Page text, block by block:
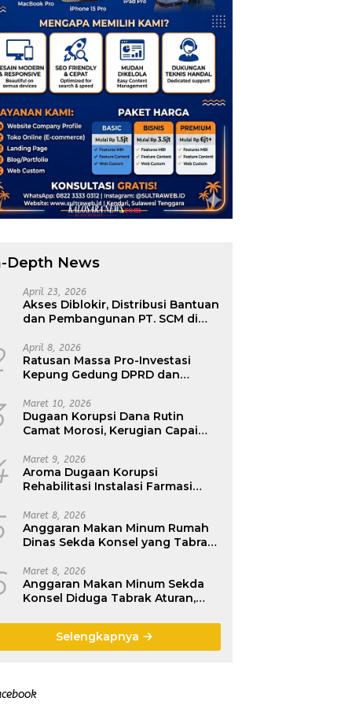
Depth News
April 23, 2026
Akses Diblokir, Distribusi Bantuan
dan Pembangunan PT. SCM di
Terdistribusi
April 8, 2026
Ratusan Massa Pro-Investasi
Kepung Gedung DPRD dan
Konawe : Jangan Paksakan
Smelter, Ikuti Regulasi Pusat
Maret 10, 2026
Dugaan Korupsi Dana Rutin
Camat Morosi, Kerugian Capai
Maret 9, 2026
Aroma Dugaan Korupsi
Rehabilitasi Instalasi Farmasi
Raya Construktion
Maret 8, 2026
Anggaran Makan Minum Rumah
Dinas Sekda Konsel yang Tabrak
Dikembalikan
Maret 8, 2026
Anggaran Makan Minum Sekda
Konsel Diduga Tabrak Aturan,
Selengkapnya